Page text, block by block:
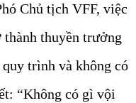
Chủ tịch VFF, việc
thành thuyền trưởng
trình và không có
“Không có gì vội